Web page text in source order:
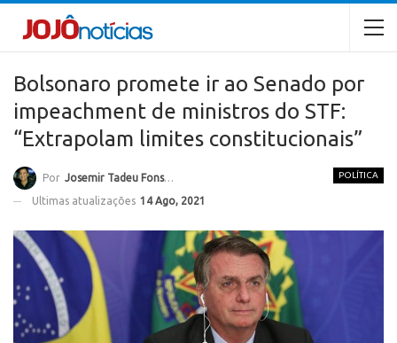
Bolsonaro promete ir ao Senado por
impeachment de ministros do STF:
“Extrapolam limites constitucionais”
POLÍTICA
Por Josemir Tadeu Fonseca
Ultimas atualizações 14 Ago, 2021